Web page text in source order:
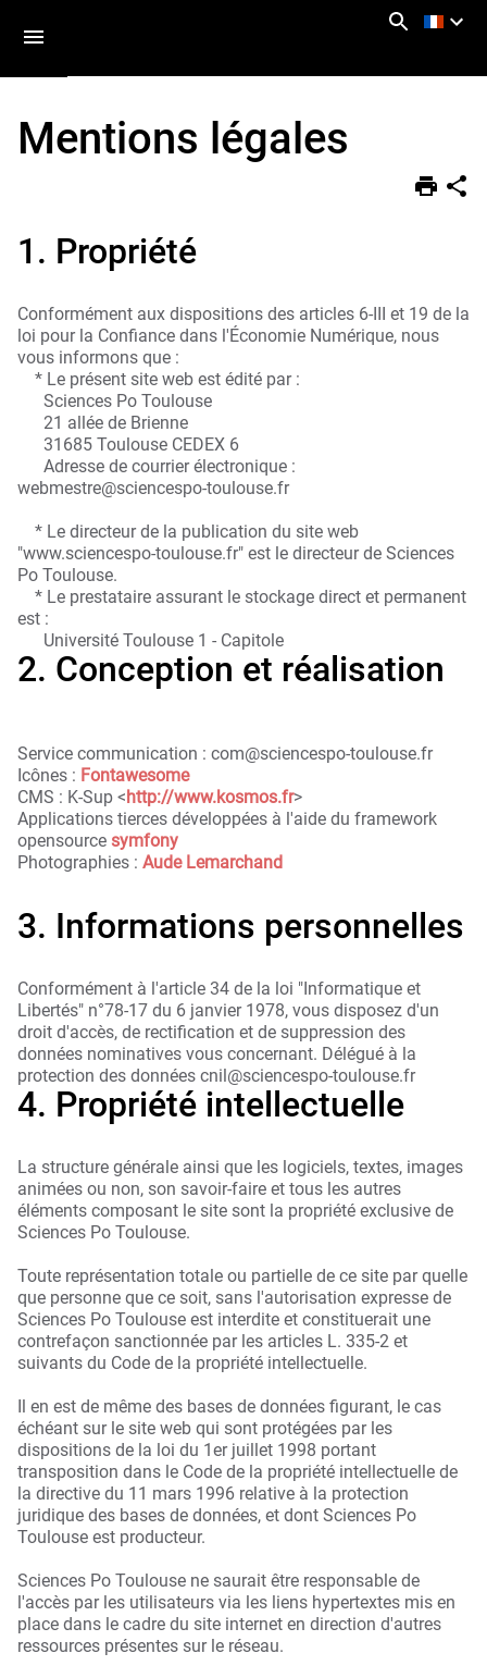
Vous
êtes
Accueil
Mentions légales
1. Propriété
Conformément aux dispositions des articles 6-III et 19 de la
loi pour la Confiance dans l'Économie Numérique, nous
vous informons que :
* Le présent site web est édité par :
Sciences Po Toulouse
21 allée de Brienne
31685 Toulouse CEDEX 6
Adresse de courrier électronique :
webmestre@sciencespo-toulouse.fr
* Le directeur de la publication du site web
"www.sciencespo-toulouse.fr" est le directeur de Sciences
Po Toulouse.
* Le prestataire assurant le stockage direct et permanent
est :
Université Toulouse 1 - Capitole
2. Conception et réalisation
Service communication : com@sciencespo-toulouse.fr
Icônes : Fontawesome
CMS : K-Sup < http://www.kosmos.fr>
Applications tierces développées à l'aide du framework
opensource symfony
Photographies : Aude Lemarchand
3. Informations personnelles
Conformément à l'article 34 de la loi "Informatique et
Libertés" n°78-17 du 6 janvier 1978, vous disposez d'un
droit d'accès, de rectification et de suppression des
données nominatives vous concernant. Délégué à la
protection des données cnil@sciencespo-toulouse.fr
4. Propriété intellectuelle
La structure générale ainsi que les logiciels, textes, images
animées ou non, son savoir-faire et tous les autres
éléments composant le site sont la propriété exclusive de
Sciences Po Toulouse.
Toute représentation totale ou partielle de ce site par quelle
que personne que ce soit, sans l'autorisation expresse de
Sciences Po Toulouse est interdite et constituerait une
contrefaçon sanctionnée par les articles L. 335-2 et
suivants du Code de la propriété intellectuelle.
Il en est de même des bases de données figurant, le cas
échéant sur le site web qui sont protégées par les
dispositions de la loi du 1er juillet 1998 portant
transposition dans le Code de la propriété intellectuelle de
la directive du 11 mars 1996 relative à la protection
juridique des bases de données, et dont Sciences Po
Toulouse est producteur.
Sciences Po Toulouse ne saurait être responsable de
l'accès par les utilisateurs via les liens hypertextes mis en
place dans le cadre du site internet en direction d'autres
ressources présentes sur le réseau.